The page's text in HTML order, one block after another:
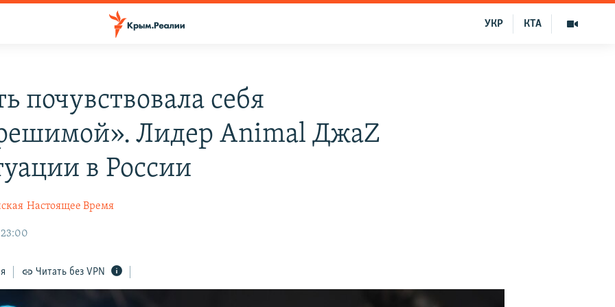
КТА
УКР
почувствовала себя
Лидер Animal ДжаZ
в России
Настоящее Время
23:00
Читать без VPN